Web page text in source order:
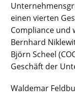
einen vierten
Compliance und
Bernhard
Björn Scheel
Geschäft der
Waldemar